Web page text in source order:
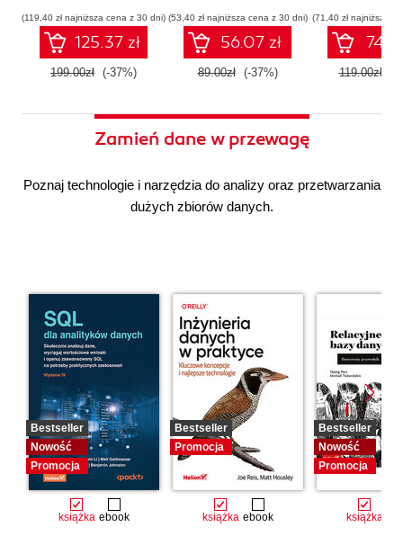
(119,40 zł najniższa cena z 30 dni)
125.37 zł
199.00zł (-37%)
modelowaniu
probabilistycznym.
Wydanie III
(53,40 zł najniższa cena z 30 dni)
56.07 zł
89.00zł (-37%)
(71,40 zł najniższa
119.00zł
Zamień dane w przewagę
Poznaj technologie i narzędzia do analizy oraz przetwarzania
dużych zbiorów danych.
Bestseller
Nowość
Promocja
książka ebook
Bestseller
Promocja
książka ebook
Bestseller
Nowość
Promocja
książka